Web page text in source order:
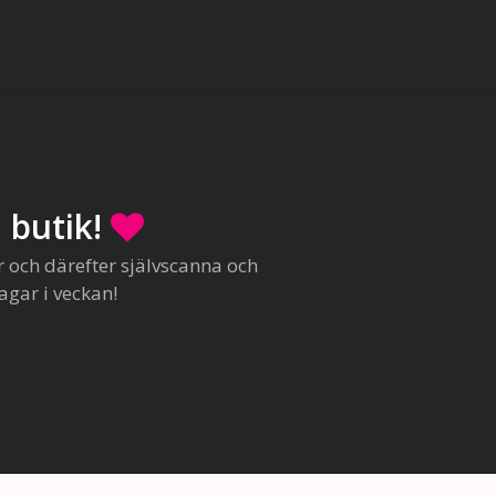
butik!
därefter självscanna och
i veckan!